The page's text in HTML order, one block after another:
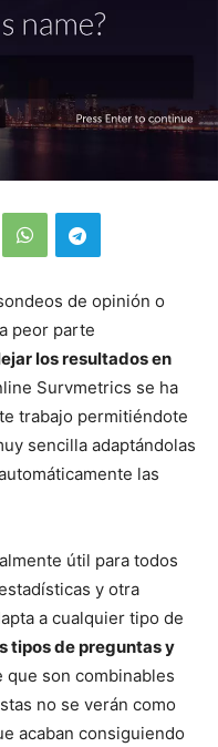
de opinión o
peor parte
los resultados en
Survmetrics se ha
trabajo permitiéndote
sencilla adaptándolas
las
útil para todos
y otra
a cualquier tipo de
tipos de preguntas y
que son combinables
no se verán como
acaban consiguiendo